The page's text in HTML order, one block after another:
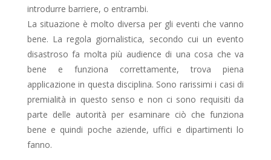
introdurre barriere, o entrambi.
La situazione è molto diversa per gli eventi che vanno
bene. La regola giornalistica, secondo cui un evento
disastroso fa molta più audience di una cosa che va
bene e funziona correttamente, trova piena
applicazione in questa disciplina. Sono rarissimi i casi di
premialità in questo senso e non ci sono requisiti da
parte delle autorità per esaminare ciò che funziona
bene e quindi poche aziende, uffici e dipartimenti lo
fanno.